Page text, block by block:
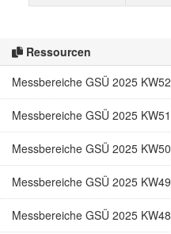
Ressourcen
Messbereiche GSÜ 2025 KW52
Messbereiche GSÜ 2025 KW51
Messbereiche GSÜ 2025 KW50
Messbereiche GSÜ 2025 KW49
Messbereiche GSÜ 2025 KW48